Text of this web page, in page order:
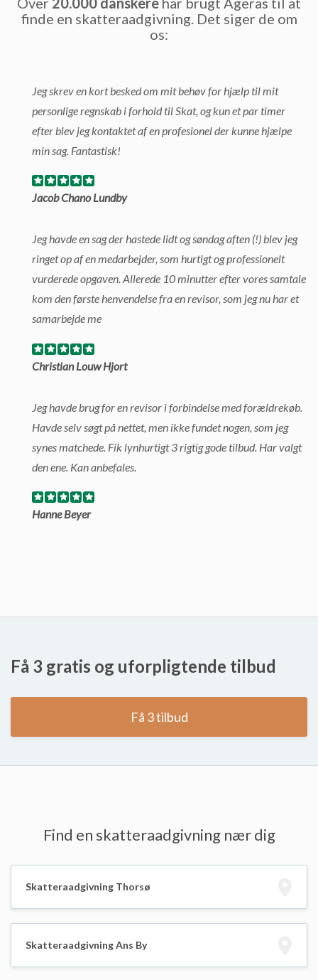
finde en skatteraadgivning. Det siger de om
os:
Jeg skrev en kort besked om mit behøv for hjælp til mit
personlige regnskab i forhold til Skat, og kun et par timer
efter blev jeg kontaktet af en profesionel der kunne hjælpe
min sag. Fantastisk!
Jacob Chano Lundby
Jeg havde en sag der hastede lidt og søndag aften (!) blev jeg
ringet op af en medarbejder, som hurtigt og professionelt
vurderede opgaven. Allerede 10 minutter efter vores samtale
kom den første henvendelse fra en revisor, som jeg nu har et
samarbejde me
Christian Louw Hjort
Jeg havde brug for en revisor i forbindelse med forældrekøb.
Havde selv søgt på nettet, men ikke fundet nogen, som jeg
synes matchede. Fik lynhurtigt 3 rigtig gode tilbud. Har valgt
den ene. Kan anbefales.
Hanne Beyer
Få 3 gratis og uforpligtende tilbud
Få 3 tilbud
Find en skatteraadgivning nær dig
Skatteraadgivning Thorsø
Skatteraadgivning Ans By